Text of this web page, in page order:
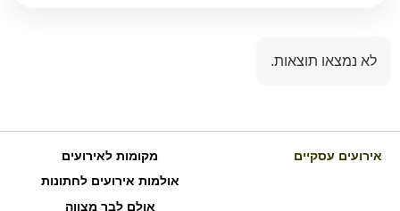
לא נמצאו תוצאות.
אירועים עסקיים
מקומות לאירועים
אולמות אירועים לחתונות
אולם לבר מצווה